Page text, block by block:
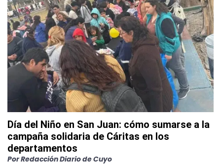
Día del Niño en San Juan: cómo sumarse a la
campaña solidaria de Cáritas en los
departamentos
PorRedacción Diario de Cuyo